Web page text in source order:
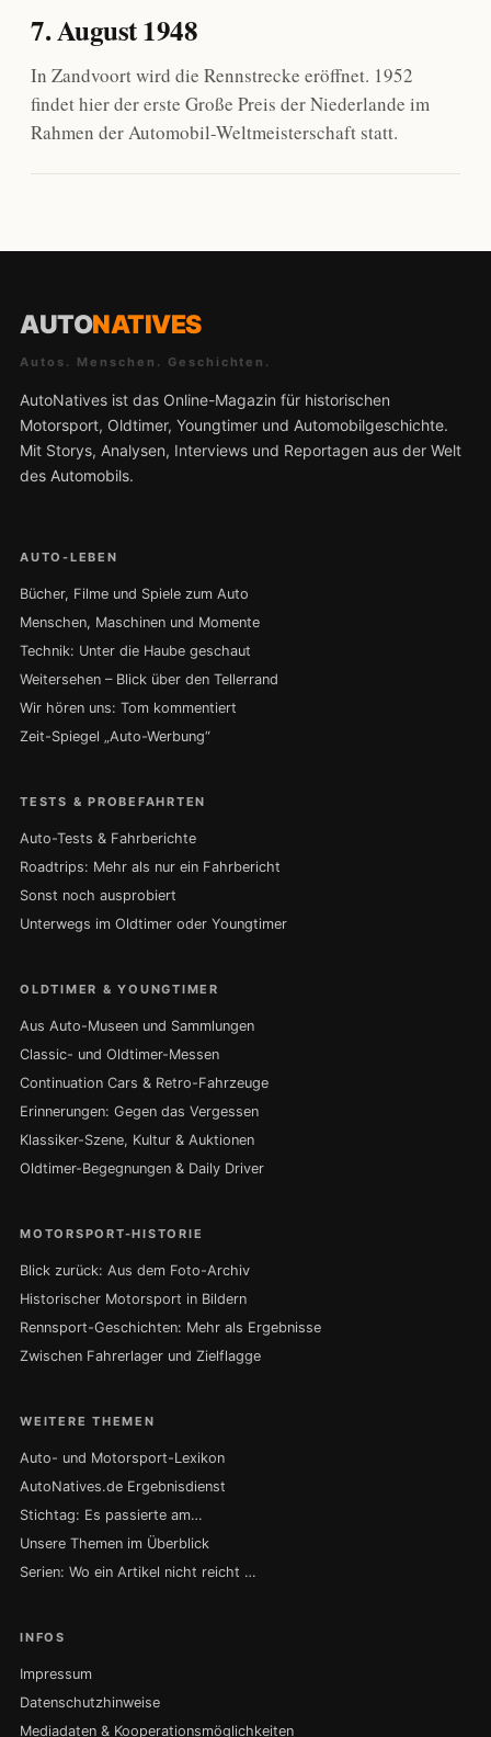
7. August 1948
In Zandvoort wird die Rennstrecke eröffnet. 1952
findet hier der erste Große Preis der Niederlande im
Rahmen der Automobil-Weltmeisterschaft statt.
AUTONATIVES
Autos. Menschen. Geschichten.
AutoNatives ist das Online-Magazin für historischen
Motorsport, Oldtimer, Youngtimer und Automobilgeschichte.
Mit Storys, Analysen, Interviews und Reportagen aus der Welt
des Automobils.
AUTO-LEBEN
Bücher, Filme und Spiele zum Auto
Menschen, Maschinen und Momente
Technik: Unter die Haube geschaut
Weitersehen – Blick über den Tellerrand
Wir hören uns: Tom kommentiert
Zeit-Spiegel „Auto-Werbung“
TESTS & PROBEFAHRTEN
Auto-Tests & Fahrberichte
Roadtrips: Mehr als nur ein Fahrbericht
Sonst noch ausprobiert
Unterwegs im Oldtimer oder Youngtimer
OLDTIMER & YOUNGTIMER
Aus Auto-Museen und Sammlungen
Classic- und Oldtimer-Messen
Continuation Cars & Retro-Fahrzeuge
Erinnerungen: Gegen das Vergessen
Klassiker-Szene, Kultur & Auktionen
Oldtimer-Begegnungen & Daily Driver
MOTORSPORT-HISTORIE
Blick zurück: Aus dem Foto-Archiv
Historischer Motorsport in Bildern
Rennsport-Geschichten: Mehr als Ergebnisse
Zwischen Fahrerlager und Zielflagge
WEITERE THEMEN
Auto- und Motorsport-Lexikon
AutoNatives.de Ergebnisdienst
Stichtag: Es passierte am…
Unsere Themen im Überblick
Serien: Wo ein Artikel nicht reicht …
INFOS
Impressum
Datenschutzhinweise
Mediadaten & Kooperationsmöglichkeiten